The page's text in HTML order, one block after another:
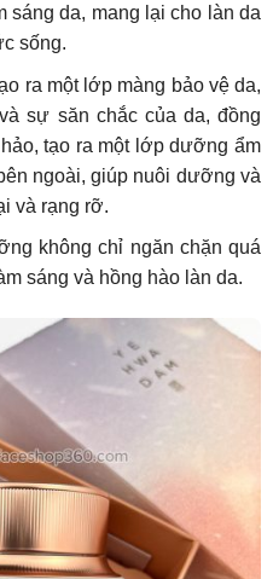
sáng da, mang lại cho làn da
sống.
ra một lớp màng bảo vệ da,
sự săn chắc của da, đồng
tạo ra một lớp dưỡng ẩm
ngoài, giúp nuôi dưỡng và
và rạng rỡ.
không chỉ ngăn chặn quá
sáng và hồng hào làn da.